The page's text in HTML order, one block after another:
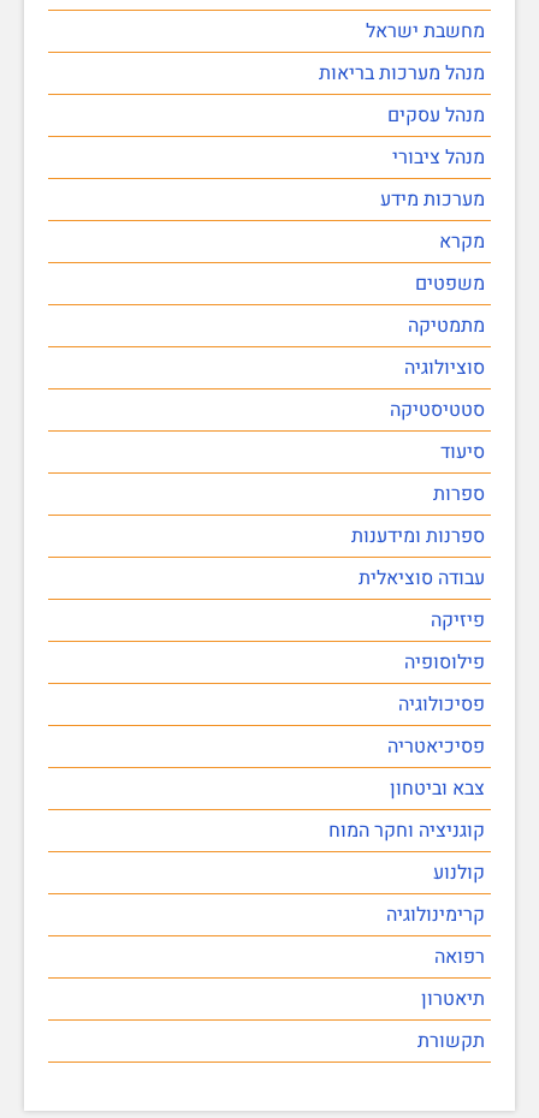
מחשבת ישראל
מנהל מערכות בריאות
מנהל עסקים
מנהל ציבורי
מערכות מידע
מקרא
משפטים
מתמטיקה
סוציולוגיה
סטטיסטיקה
סיעוד
ספרות
ספרנות ומידענות
עבודה סוציאלית
פיזיקה
פילוסופיה
פסיכולוגיה
פסיכיאטריה
צבא וביטחון
קוגניציה וחקר המוח
קולנוע
קרימינולוגיה
רפואה
תיאטרון
תקשורת